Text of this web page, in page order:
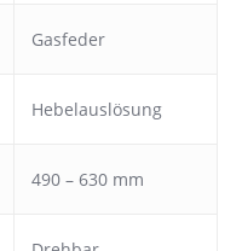
Gasfeder
Hebelauslösung
490 – 630 mm